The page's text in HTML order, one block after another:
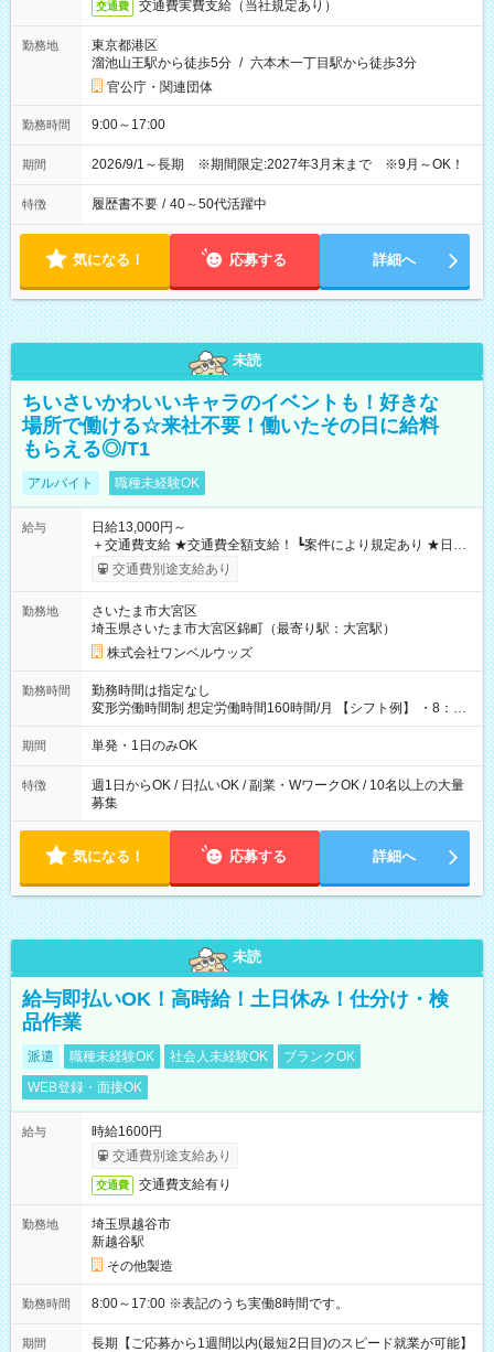
交通費 交通費実費支給（当社規定あり）
勤務地
東京都港区
溜池山王駅から徒歩5分 / 六本木一丁目駅から徒歩3分
官公庁・関連団体
勤務時間 9:00～17:00
期間 2026/9/1～長期 ※期間限定:2027年3月末まで ※9月～OK！
特徴 履歴書不要 / 40～50代活躍中
気になる！ 応募する 詳細へ
未読
ちいさいかわいいキャラのイベントも！好きな
場所で働ける☆来社不要！働いたその日に給料
もらえる◎/T1
アルバイト 職種未経験OK
給与
日給13,000円～
＋交通費支給 ★交通費全額支給！ ┗案件により規定あり ★日払
いOK！（規定あり） ┗働いたその日に現金GET♪ お仕事後はコ
ンビニATMから 日払い分を引き落とせます！ 【試用期間】試
交通費別途支給あり
勤務地
さいたま市大宮区
埼玉県さいたま市大宮区錦町（最寄り駅：大宮駅）
株式会社ワンベルウッズ
勤務時間
勤務時間は指定なし
変形労働時間制 想定労働時間160時間/月 【シフト例】 ・8：00
～21：00
期間 単発・1日のみOK
特徴
週1日からOK / 日払いOK / 副業・WワークOK / 10名以上の大量
募集
気になる！ 応募する 詳細へ
未読
給与即払いOK！高時給！土日休み！仕分け・検
品作業
派遣 職種未経験OK 社会人未経験OK
ブランクOK
WEB登録・面接OK
給与
時給1600円
交通費別途支給あり
交通費 交通費支給有り
勤務地
埼玉県越谷市
新越谷駅
その他製造
勤務時間 8:00～17:00 ※表記のうち実働8時間です。
期間
長期【ご応募から1週間以内(最短2日目)のスピード就業が可能】